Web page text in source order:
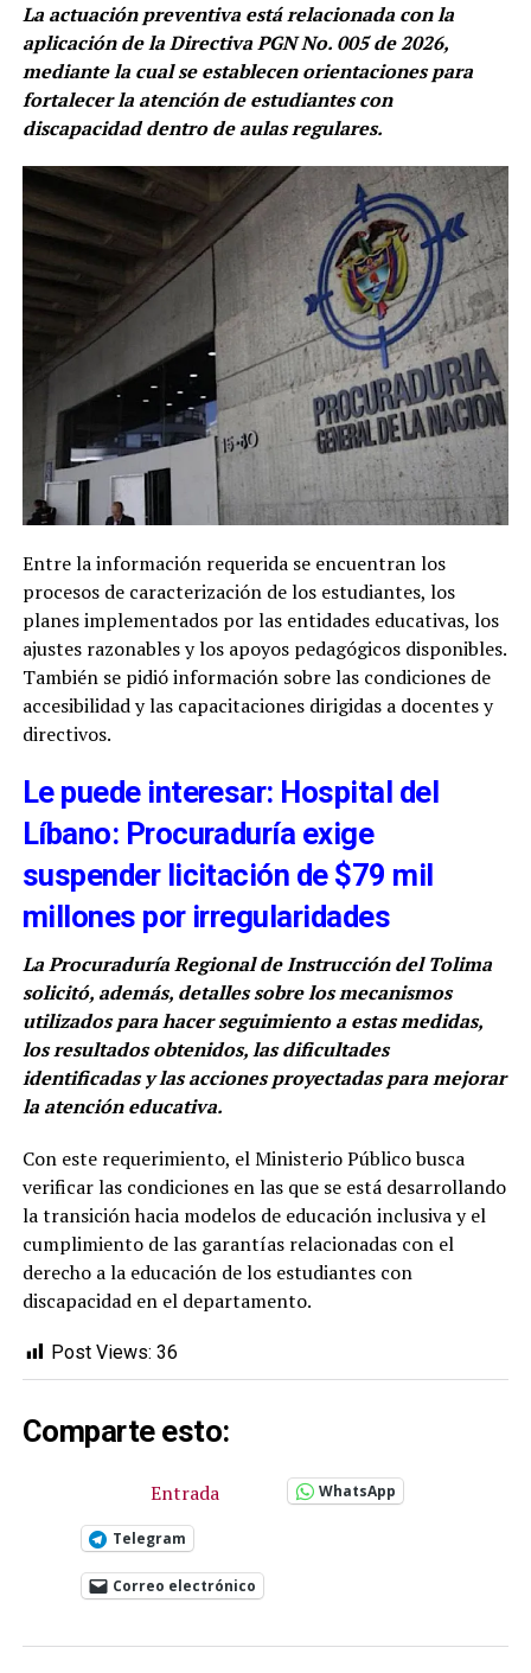
La actuación preventiva está relacionada con la
aplicación de la Directiva PGN No. 005 de 2026,
mediante la cual se establecen orientaciones para
fortalecer la atención de estudiantes con
discapacidad dentro de aulas regulares.
Entre la información requerida se encuentran los
procesos de caracterización de los estudiantes, los
planes implementados por las entidades educativas, los
ajustes razonables y los apoyos pedagógicos disponibles.
También se pidió información sobre las condiciones de
accesibilidad y las capacitaciones dirigidas a docentes y
directivos.
Le puede interesar: Hospital del
Líbano: Procuraduría exige
suspender licitación de $79 mil
millones por irregularidades
La Procuraduría Regional de Instrucción del Tolima
solicitó, además, detalles sobre los mecanismos
utilizados para hacer seguimiento a estas medidas,
los resultados obtenidos, las dificultades
identificadas y las acciones proyectadas para mejorar
la atención educativa.
Con este requerimiento, el Ministerio Público busca
verificar las condiciones en las que se está desarrollando
la transición hacia modelos de educación inclusiva y el
cumplimiento de las garantías relacionadas con el
derecho a la educación de los estudiantes con
discapacidad en el departamento.
Post Views: 36
Comparte esto:
Entrada WhatsApp
Telegram
Correo electrónico